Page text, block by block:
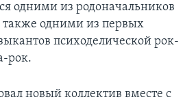
одними из родоначальников
одними из первых
психоделической рок-
рок.
новый коллектив вместе с